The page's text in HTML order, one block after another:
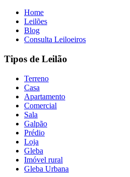
Home
Leilões
Blog
Consulta Leiloeiros
Tipos de Leilão
Terreno
Casa
Apartamento
Comercial
Sala
Galpão
Prédio
Loja
Gleba
Imóvel rural
Gleba Urbana